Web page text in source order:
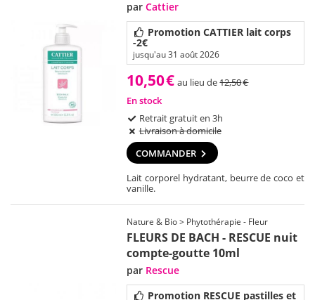
parCattier
Promotion CATTIER lait corps
-2€
jusqu'au 31 août 2026
10,50€ au lieu de12,50€
En stock
Retrait gratuit en 3h
Livraison à domicile
COMMANDER
Lait corporel hydratant, beurre de coco et
vanille.
Nature & Bio > Phytothérapie - Fleur
FLEURS DE BACH - RESCUE nuit
compte-goutte 10ml
par Rescue
Promotion RESCUE pastilles et